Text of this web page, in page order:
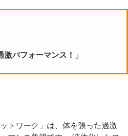
激パフォーマンス！」
トワーク」は、体を張った過激